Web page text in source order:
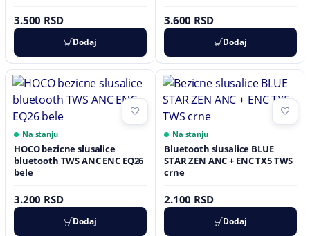
3.500 RSD
Dodaj
3.600 RSD
Dodaj
Na stanju
HOCO bezicne slusalice
bluetooth TWS ANC ENC EQ26
bele
3.200 RSD
Dodaj
Na stanju
Bluetooth slusalice BLUE
STAR ZEN ANC + ENC TX5 TWS
crne
2.100 RSD
Dodaj